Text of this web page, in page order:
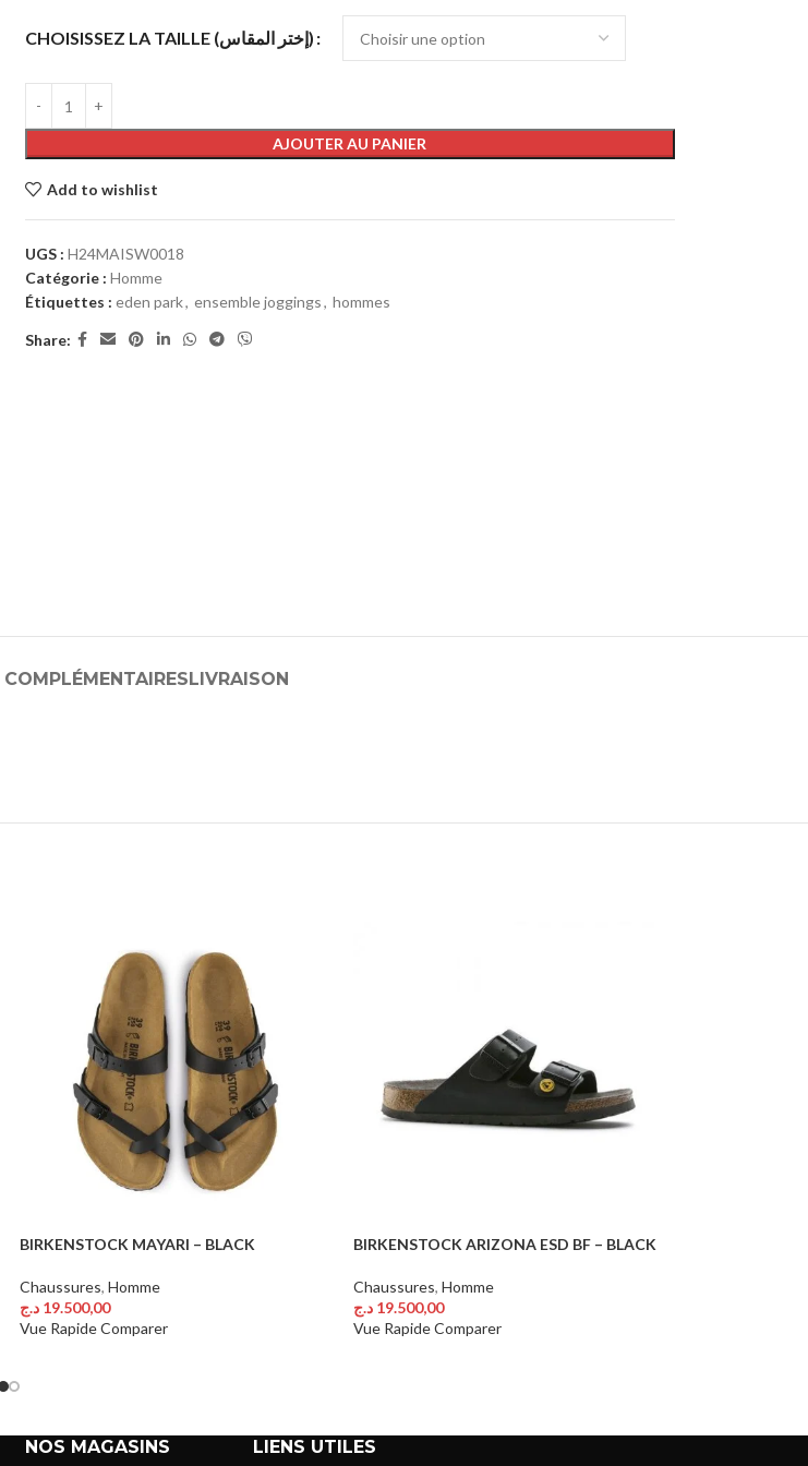
CHOISISSEZ LA TAILLE (إختر المقاس)
AJOUTER AU PANIER
Add to wishlist
UGS : H24MAISW0018
Catégorie : Homme
Étiquettes : eden park, ensemble joggings, hommes
Share:
LIVRAISON
BIRKENSTOCK MAYARI – BLACK
Chaussures, Homme
19.500,00 د.ج
Choix Des Options
Vue RapideComparer
BIRKENSTOCK ARIZONA ESD BF – BLACK
Chaussures, Homme
19.500,00 د.ج
Choix Des Options
Vue Rapide Comparer
NOS MAGASINS LIENS UTILES